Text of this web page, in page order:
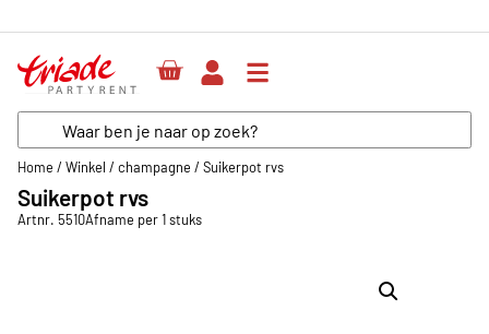
Home / Winkel / champagne / Suikerpot rvs
Suikerpot rvs
Artnr. 5510Afname per 1 stuks